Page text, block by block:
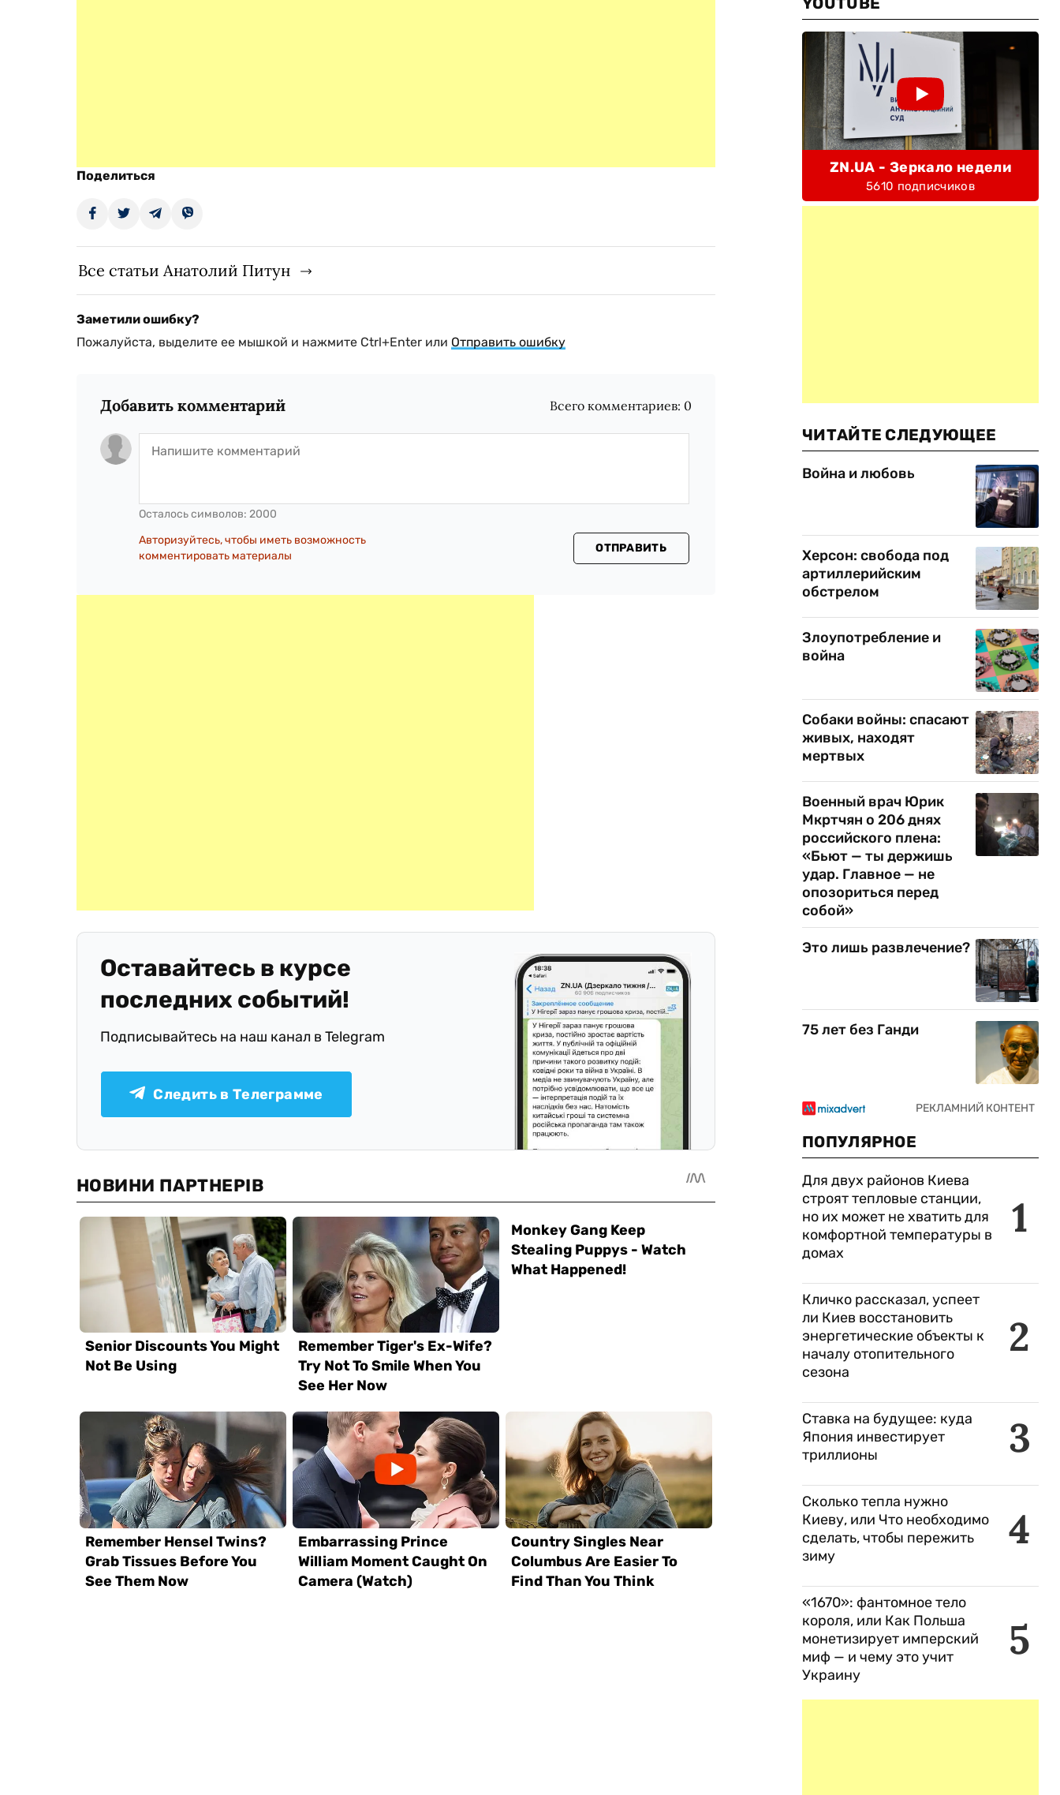
Поделиться
Все статьи Анатолий Питун
Заметили ошибку?
Пожалуйста, выделите ее мышкой и нажмите Ctrl+Enter или Отправить ошибку
Добавить комментарий Всего комментариев: 0
Осталось символов: 2000
Авторизуйтесь, чтобы иметь возможность
комментировать материалы
ОТПРАВИТЬ
Оставайтесь в курсе
последних событий!
Подписывайтесь на наш канал в Telegram
Следить в Телеграмме
ZN.UA - Зеркало недели
5610 подписчиков
ЧИТАЙТЕ СЛЕДУЮЩЕЕ
Война и любовь
Херсон: свобода под
артиллерийским
обстрелом
Злоупотребление и
война
Собаки войны: спасают
живых, находят
мертвых
Военный врач Юрик
Мкртчян о 206 днях
российского плена:
«Бьют — ты держишь
удар. Главное — не
опозориться перед
собой»
Это лишь развлечение?
75 лет без Ганди
ПОПУЛЯРНОЕ
1
Для двух районов Киева
строят тепловые станции,
но их может не хватить для
комфортной температуры в
домах
2
Кличко рассказал, успеет
ли Киев восстановить
энергетические объекты к
началу отопительного
сезона
3
Ставка на будущее: куда
Япония инвестирует
триллионы
4
Сколько тепла нужно
Киеву, или Что необходимо
сделать, чтобы пережить
зиму
5
«1670»: фантомное тело
короля, или Как Польша
монетизирует имперский
миф — и чему это учит
Украину